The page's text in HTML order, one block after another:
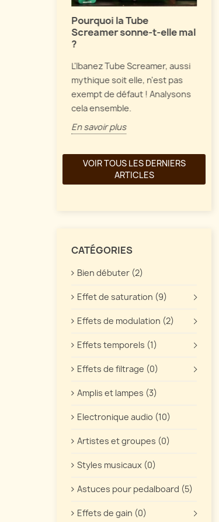
Pourquoi la Tube
Screamer sonne-t-elle mal
?
L'Ibanez Tube Screamer, aussi
mythique soit elle, n'est pas
exempt de défaut ! Analysons
cela ensemble.
En savoir plus
VOIR TOUS LES DERNIERS
ARTICLES
CATÉGORIES
Bien débuter (2)
Effet de saturation (9)
Effets de modulation (2)
Effets temporels (1)
Effets de filtrage (0)
Amplis et lampes (3)
Electronique audio (10)
Artistes et groupes (0)
Styles musicaux (0)
Astuces pour pedalboard (5)
Effets de gain (0)